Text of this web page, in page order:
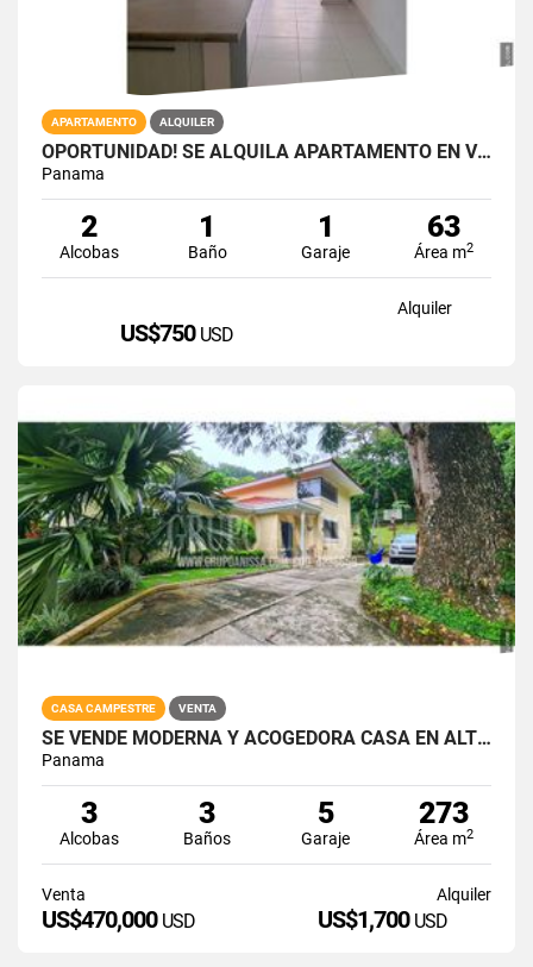
APARTAMENTO ALQUILER
OPORTUNIDAD! SE ALQUILA APARTAMENTO EN VIA ESPAÑA RIO ABAJO
Panama
2
Alcobas
1
Baño
1
Garaje
63
Área m2
Alquiler
US$750 USD
CASA CAMPESTRE VENTA
SE VENDE MODERNA Y ACOGEDORA CASA EN ALTOS DEL MARIA
Panama
3
Alcobas
3
Baños
5
Garaje
273
Área m2
Venta
US$470,000 USD
Alquiler
US$1,700 USD